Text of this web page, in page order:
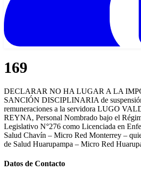
169
DECLARAR NO HA LUGAR A LA
SANCIÓN DISCIPLINARIA de
remuneraciones a la servidora LUGO
REYNA, Personal Nombrado bajo el
Legislativo N°276 como Licenciada en
Salud Chavín – Micro Red Monterrey –
de Salud Huarupampa – Micro Red
Datos de Contacto